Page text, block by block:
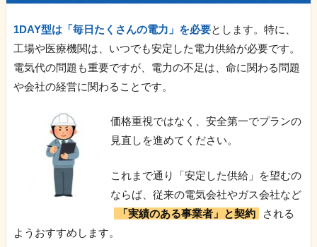
1DAY型は「毎日たくさんの電力」を必要とします。特に、
工場や医療機関は、いつでも安定した電力供給が必要です。
電気代の問題も重要ですが、電力の不足は、命に関わる問題
や会社の経営に関わることです。
価格重視ではなく、安全第一でプランの
見直しを進めてください。
これまで通り「安定した供給」を望むの
ならば、従来の電気会社やガス会社など
「実績のある事業者」と契約
される
ようおすすめします。